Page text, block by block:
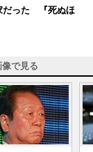
だった 『死ぬほ
像で見る